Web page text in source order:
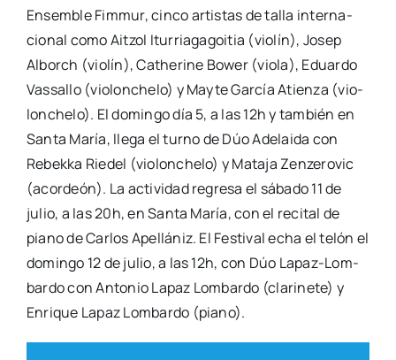
Ensem­ble Fim­mur, cin­co artis­tas de talla inter­na­
cio­nal como Aitzol Itu­rria­ga­goi­tia (vio­lín), Josep
Alborch (vio­lín), Cathe­ri­ne Bower (vio­la), Eduar­do
Vas­sa­llo (vio­lon­che­lo) y May­te Gar­cía Atien­za (vio­
lon­che­lo). El domin­go día 5, a las 12h y tam­bién en
San­ta María, lle­ga el turno de Dúo Ade­lai­da con
Rebek­ka Rie­del (vio­lon­che­lo) y Mata­ja Zen­ze­ro­vic
(acor­deón). La acti­vi­dad regre­sa el sába­do 11 de
julio, a las 20h, en San­ta María, con el reci­tal de
piano de Car­los Ape­llá­niz. El Fes­ti­val echa el telón el
domin­go 12 de julio, a las 12h, con Dúo Lapaz-Lom­­
ba­r­­do con Anto­nio Lapaz Lom­bar­do (cla­ri­ne­te) y
Enri­que Lapaz Lom­bar­do (piano).